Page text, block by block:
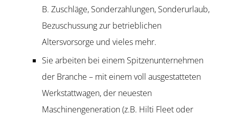
B. Zuschläge, Sonderzahlungen, Sonderurlaub,
Bezuschussung zur betrieblichen
Altersvorsorge und vieles mehr.
Sie arbeiten bei einem Spitzenunternehmen
der Branche – mit einem voll ausgestatteten
Werkstattwagen, der neuesten
Maschinengeneration (z.B. Hilti Fleet oder